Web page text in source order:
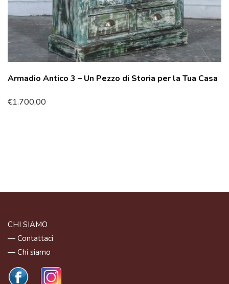
Armadio Antico 3 – Un Pezzo di Storia per la Tua Casa
€1.700,00
CHI SIAMO
— Contattaci
— Chi siamo